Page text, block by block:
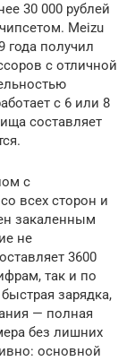
30 000 рублей
Meizu
года получил
с отличной
с 6 или 8
составляет
с
всех сторон и
закаленным
не
3600
так и по
зарядка,
— полная
без лишних
основной